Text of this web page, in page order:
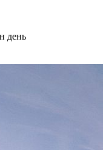
день